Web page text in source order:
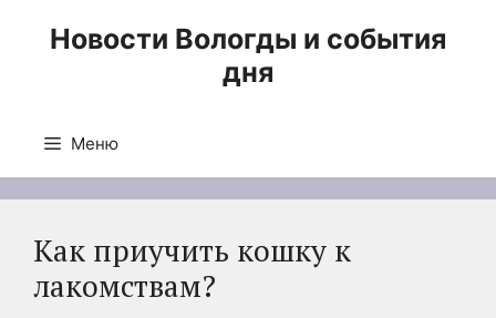
Новости Вологды и события
дня
Меню
Как приучить кошку к
лакомствам?